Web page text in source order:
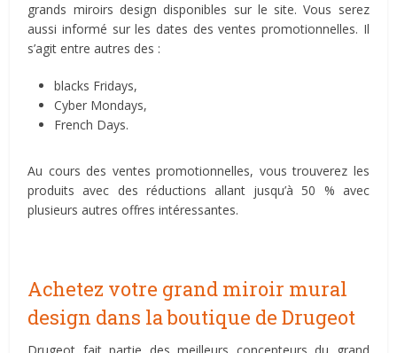
grands miroirs design disponibles sur le site. Vous serez
aussi informé sur les dates des ventes promotionnelles. Il
s’agit entre autres des :
blacks Fridays,
Cyber Mondays,
French Days.
Au cours des ventes promotionnelles, vous trouverez les
produits avec des réductions allant jusqu’à 50 % avec
plusieurs autres offres intéressantes.
Achetez votre grand miroir mural
design dans la boutique de Drugeot